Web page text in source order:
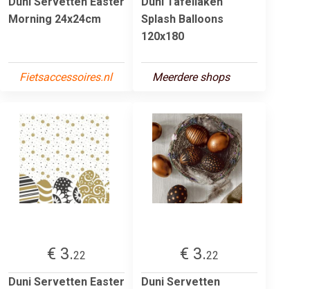
Morning 24x24cm
Fietsaccessoires.nl
Splash Balloons
120x180
Meerdere shops
€ 3.22
Duni Servetten Easter
€ 3.22
Duni Servetten